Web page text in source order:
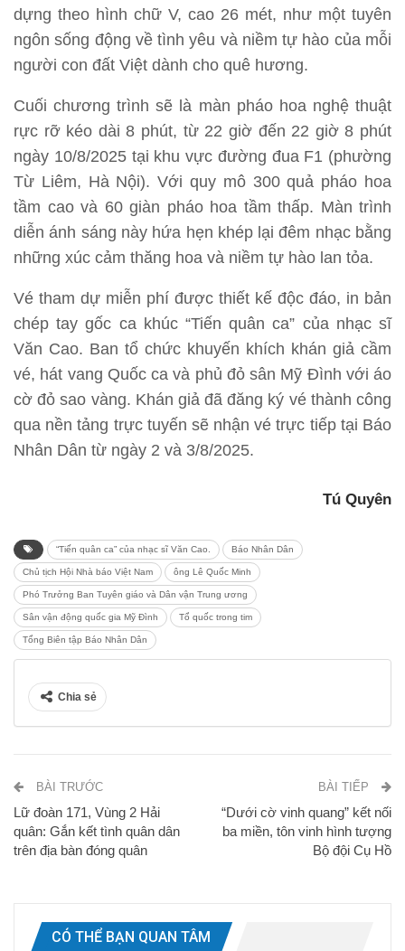
dựng theo hình chữ V, cao 26 mét, như một tuyên
ngôn sống động về tình yêu và niềm tự hào của mỗi
người con đất Việt dành cho quê hương.
Cuối chương trình sẽ là màn pháo hoa nghệ thuật
rực rỡ kéo dài 8 phút, từ 22 giờ đến 22 giờ 8 phút
ngày 10/8/2025 tại khu vực đường đua F1 (phường
Từ Liêm, Hà Nội). Với quy mô 300 quả pháo hoa
tầm cao và 60 giàn pháo hoa tầm thấp. Màn trình
diễn ánh sáng này hứa hẹn khép lại đêm nhạc bằng
những xúc cảm thăng hoa và niềm tự hào lan tỏa.
Vé tham dự miễn phí được thiết kế độc đáo, in bản
chép tay gốc ca khúc “Tiến quân ca” của nhạc sĩ
Văn Cao. Ban tổ chức khuyến khích khán giả cầm
vé, hát vang Quốc ca và phủ đỏ sân Mỹ Đình với áo
cờ đỏ sao vàng. Khán giả đã đăng ký vé thành công
qua nền tảng trực tuyến sẽ nhận vé trực tiếp tại Báo
Nhân Dân từ ngày 2 và 3/8/2025.
Tú Quyên
“Tiến quân ca” của nhạc sĩ Văn Cao. Báo Nhân Dân
Chủ tịch Hội Nhà báo Việt Nam ông Lê Quốc Minh
Phó Trưởng Ban Tuyên giáo và Dân vận Trung ương
Sân vận động quốc gia Mỹ Đình Tổ quốc trong tim
Tổng Biên tập Báo Nhân Dân
Chia sẻ
BÀI TRƯỚC
Lữ đoàn 171, Vùng 2 Hải
quân: Gắn kết tình quân dân
trên địa bàn đóng quân
BÀI TIẾP
“Dưới cờ vinh quang” kết nối
ba miền, tôn vinh hình tượng
Bộ đội Cụ Hồ
CÓ THỂ BẠN QUAN TÂM